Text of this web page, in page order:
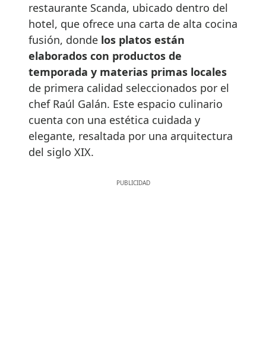
restaurante Scanda, ubicado dentro del
hotel, que ofrece una carta de alta cocina
fusión, donde los platos están
elaborados con productos de
temporada y materias primas locales
de primera calidad seleccionados por el
chef Raúl Galán. Este espacio culinario
cuenta con una estética cuidada y
elegante, resaltada por una arquitectura
del siglo XIX.